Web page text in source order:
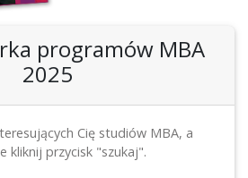
programów MBA
2025
Cię studiów MBA, a
kliknij przycisk "szukaj".